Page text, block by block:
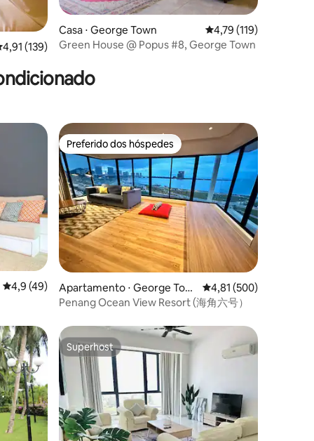
de uma avaliação média de 5, 139 avaliações
4,91 (139)
Casa ⋅ George Town 4,79 de uma avaliação
4,79 (119)
Green House @ Popus #8, George Town
4,9 de uma avaliação média de 5, 49 avaliações
4,9 (49)
Preferido dos hóspedes
Preferido dos hóspedes
Apartamento ⋅ George Tow
n
4,81 de uma avaliação
4,81 (500)
Penang Ocean View Resort (海角六号）
Superhost
Superhost